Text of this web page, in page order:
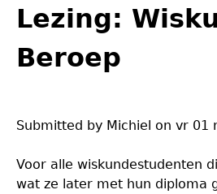
are
here
to
top
Lezing:
Beroep
Submitted by Michiel on vr 01
Voor alle wiskundestudenten
wat ze later met hun diploma